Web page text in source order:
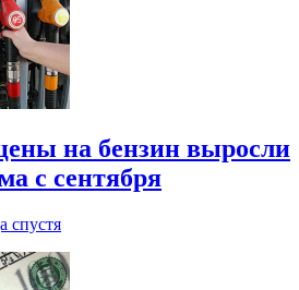
на бензин выросли
с сентября
спустя